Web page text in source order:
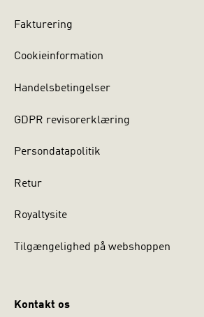
Fakturering
Cookieinformation
Handelsbetingelser
GDPR revisorerklæring
Persondatapolitik
Retur
Royaltysite
Tilgængelighed på webshoppen
Kontakt os